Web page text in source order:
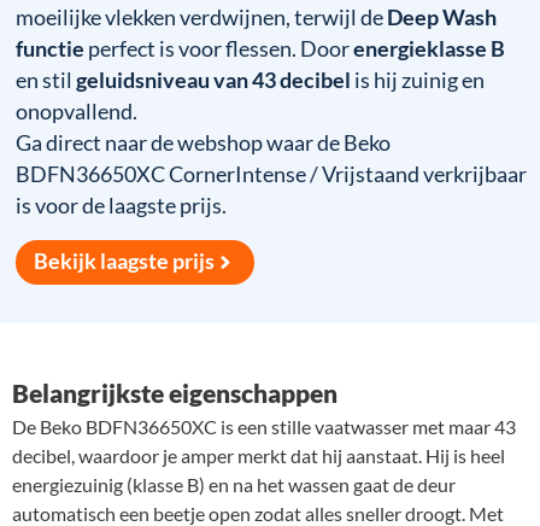
moeilijke vlekken verdwijnen, terwijl deDeep Wash
functie perfect is voor flessen. Doorenergieklasse B
en stilgeluidsniveau van 43 decibel is hij zuinig en
onopvallend.
Ga direct naar de webshop waar de Beko
BDFN36650XC CornerIntense / Vrijstaand verkrijbaar
is voor de laagste prijs.
Bekijk laagste prijs
Belangrijkste eigenschappen
De Beko BDFN36650XC is een stille vaatwasser met maar 43
decibel, waardoor je amper merkt dat hij aanstaat. Hij is heel
energiezuinig (klasse B) en na het wassen gaat de deur
automatisch een beetje open zodat alles sneller droogt. Met